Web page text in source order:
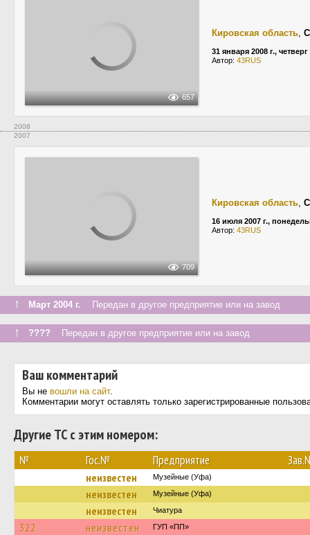
657
Кировская область,
31 января 2008 г., четверг
Автор: 43RUS
2008
2007
709
Кировская область,
16 июля 2007 г.,
Автор: 43RUS
↑ Март 2004 г. Передан в другое предприятие или на завод
↑ ???? Передан в другое предприятие или на завод
Ваш комментарий
Вы не вошли на сайт.
Комментарии могут оставлять только зарегистрированные
Другие ТС с этим номером:
№ Гос.№ Предприятие
неизвестен Музейные (Уфа)
неизвестен Музейные (Уфа)
неизвестен Чиатура
322 неизвестен ГУП «ПП»